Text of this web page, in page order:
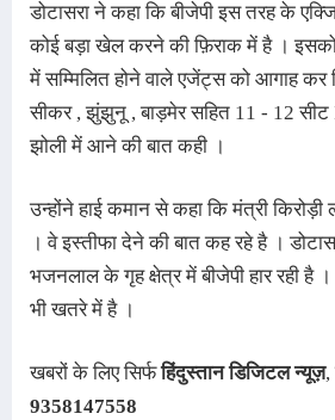
डोटासरा ने कहा कि बीजेपी इस तरह के
कोई बड़ा खेल करने की फ़िराक में है ।
में सम्मिलित होने वाले एजेंट्स को आगाह कर
सीकर , झुंझुनू , बाड़मेर सहित 11 - 12
झोली में आने की बात कही ।
उन्होंने हाई कमान से कहा कि मंत्री
। वे इस्तीफा देने की बात कह रहे है ।
भजनलाल के गृह क्षेत्र में बीजेपी हार रही है
भी खतरे में है ।
खबरों के लिए सिर्फहिंदुस्तान डिजिटल न्यूज़,
9358147558